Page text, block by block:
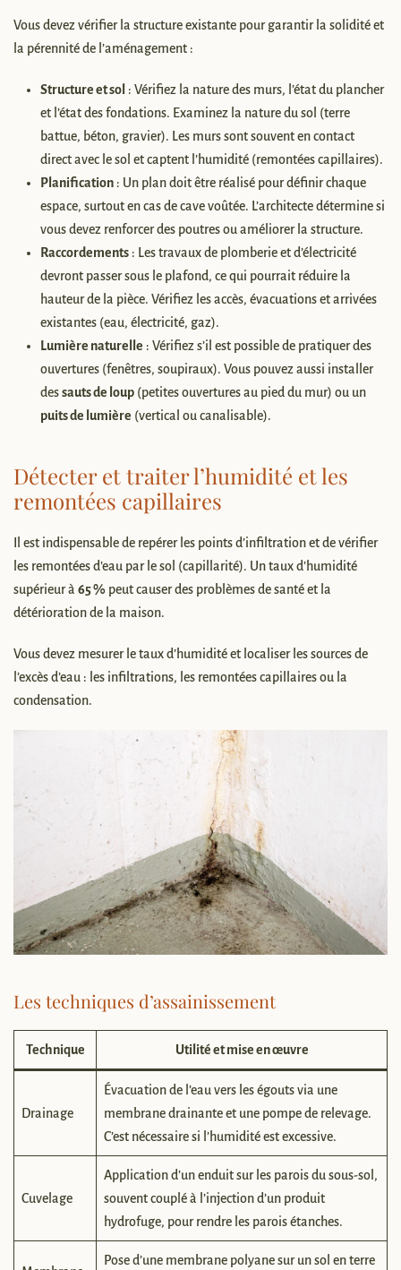
Vous devez vérifier la structure existante pour garantir la solidité et
la pérennité de l’aménagement :
Structure et sol : Vérifiez la nature des murs, l’état du plancher
et l’état des fondations. Examinez la nature du sol (terre
battue, béton, gravier). Les murs sont souvent en contact
direct avec le sol et captent l’humidité (remontées capillaires).
Planification : Un plan doit être réalisé pour définir chaque
espace, surtout en cas de cave voûtée. L’architecte détermine si
vous devez renforcer des poutres ou améliorer la structure.
Raccordements : Les travaux de plomberie et d’électricité
devront passer sous le plafond, ce qui pourrait réduire la
hauteur de la pièce. Vérifiez les accès, évacuations et arrivées
existantes (eau, électricité, gaz).
Lumière naturelle : Vérifiez s’il est possible de pratiquer des
ouvertures (fenêtres, soupiraux). Vous pouvez aussi installer
dessauts de loup (petites ouvertures au pied du mur) ou un
puits de lumière (vertical ou canalisable).
Détecter et traiter l’humidité et les
remontées capillaires
Il est indispensable de repérer les points d’infiltration et de vérifier
les remontées d’eau par le sol (capillarité). Un taux d’humidité
supérieur à 65 % peut causer des problèmes de santé et la
détérioration de la maison.
Vous devez mesurer le taux d’humidité et localiser les sources de
l’excès d’eau : les infiltrations, les remontées capillaires ou la
condensation.
Les techniques d’assainissement
Technique Utilité et mise en œuvre
Drainage
Évacuation de l’eau vers les égouts via une
membrane drainante et une pompe de relevage.
C’est nécessaire si l’humidité est excessive.
Cuvelage
Application d’un enduit sur les parois du sous-sol,
souvent couplé à l’injection d’un produit
hydrofuge, pour rendre les parois étanches.
Pose d’une membrane polyane sur un sol en terre